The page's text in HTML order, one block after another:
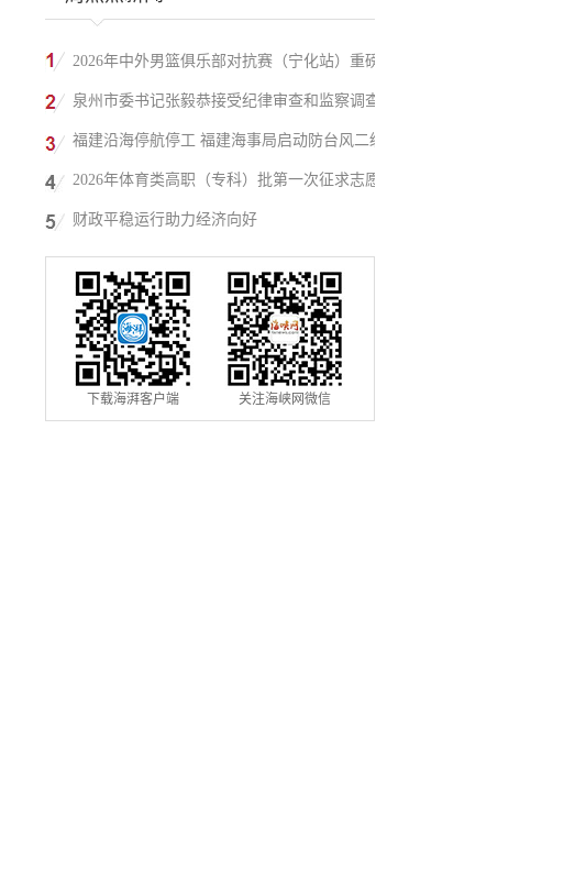
2026年中外男篮俱乐部对抗赛（宁化站）重磅
来袭！抢票通道即将开启→
泉州市委书记张毅恭接受纪律审查和监察调查
福建沿海停航停工 福建海事局启动防台风二级
应急响应
2026年体育类高职（专科）批第一次征求志愿
填报
财政平稳运行助力经济向好
下载海湃客户端 关注海峡网微信